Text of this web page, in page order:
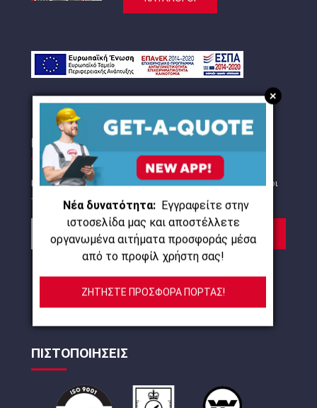
+
Νέα δυνατότητα: Εγγραφείτε στην
ιστοσελίδα μας και αποστέλλετε
οργανωμένα αιτήματα προσφοράς μέσα
από το προφίλ χρήστη σας!
ΖΗΤΗΣΤΕ ΠΡΟΣΦΟΡΑ ΠΟΡΤΑΣ!
NEWSLETTER
Εγγραφείτε στο newsletter μας για να μαθαίνετε πρώτοι
τις προσφορές και τα νέα μας προϊόντα!
ΕΓΓΡΑΦΗ
ΠΙΣΤΟΠΟΙΗΣΕΙΣ